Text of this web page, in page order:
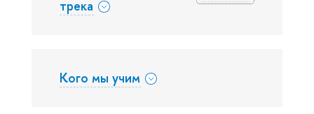
трека
Кого мы учим